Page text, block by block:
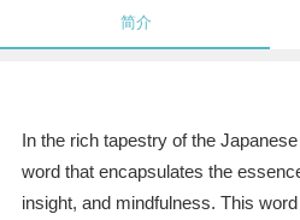
简介
In the rich tapestry of the
word that encapsulates the
insight, and mindfulness. This